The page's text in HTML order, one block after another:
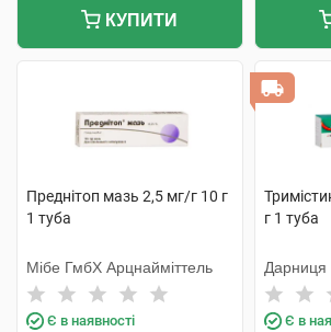
КУПИТИ
Преднітоп мазь 2,5 мг/г 10 г
1 туба
Мібе ГмбХ Арцнайміттель
Є в наявності
г 1 туба
Є в